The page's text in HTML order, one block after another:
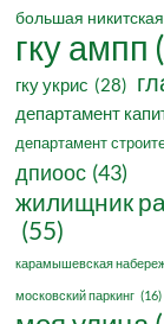
большая
гку ампп
гку укрис (28)
департамент
департамент
дпиоос (43)
жилищник
(55)
карамышевская
московский паркинг (16)